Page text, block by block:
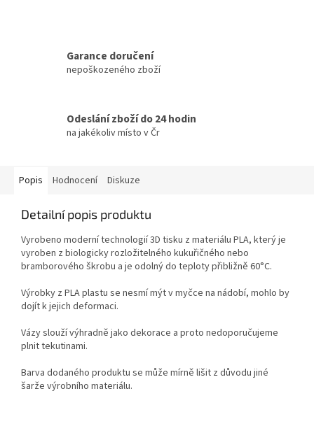
Garance doručení
nepoškozeného zboží
Odeslání zboží do 24 hodin
na jakékoliv místo v Čr
Popis Hodnocení Diskuze
Detailní popis produktu
Vyrobeno moderní technologií 3D tisku z materiálu PLA, který je
vyroben z biologicky rozložitelného kukuřičného nebo
bramborového škrobu a je odolný do teploty přibližně 60°C.
Výrobky z PLA plastu se nesmí mýt v myčce na nádobí, mohlo by
dojít k jejich deformaci.
Vázy slouží výhradně jako dekorace a proto nedoporučujeme
plnit tekutinami.
Barva dodaného produktu se může mírně lišit z důvodu jiné
šarže výrobního materiálu.